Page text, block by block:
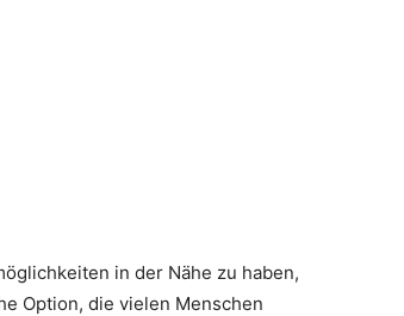
in der Nähe zu haben,
Option, die vielen Menschen